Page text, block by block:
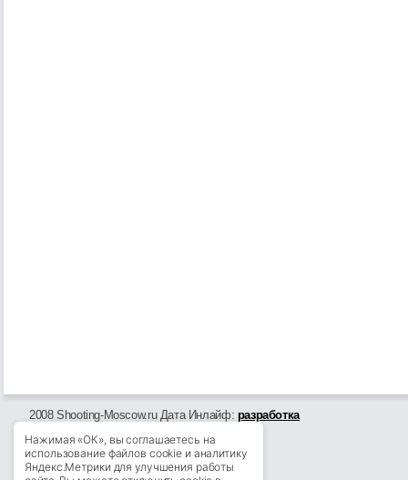
2008 Shooting-Moscow.ru Дата Инлайф: разработка
Нажимая «ОК», вы соглашаетесь на
использование файлов cookie и аналитику
Яндекс.Метрики для улучшения работы